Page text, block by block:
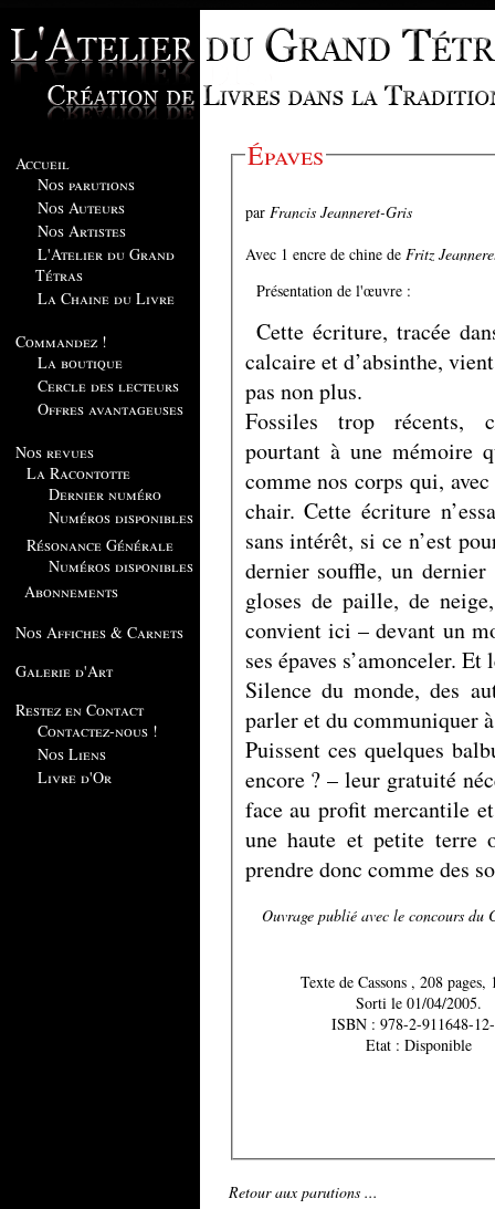
Accueil
Nos parutions
Nos Auteurs
Nos Artistes
L'Atelier du Grand
Tétras
La Chaine du Livre
Commandez !
La boutique
Cercle des lecteurs
Offres avantageuses
Nos revues
La Racontotte
Dernier numéro
Numéros disponibles
Résonance Générale
Numéros disponibles
Abonnements
Nos Affiches & Carnets
Galerie d'Art
Restez en Contact
Contactez-nous !
Nos Liens
Livre d'Or
Épaves
par Francis Jeanneret-Gris
Avec 1 encre de chine de Fritz
Présentation de l'œuvre :
Cette écriture, tracée
calcaire et d’absinthe,
pas non plus.
Fossiles trop récents,
pourtant à une mémoire
comme nos corps qui,
chair. Cette écriture
sans intérêt, si ce n’est
dernier souffle, un
gloses de paille, de
convient ici – devant un
ses épaves s’amonceler.
Silence du monde, des
parler et du communiquer
Puissent ces quelques
encore ? – leur gratuité
face au profit mercantile
une haute et petite terre
prendre donc comme des
Ouvrage publié avec le concours
Texte de Cassons , 208
Sorti le 01/04/2005.
ISBN : 978-2-911648-
Etat : Disponible
Retour aux parutions ...